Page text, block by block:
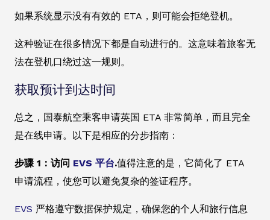
如果系统显示没有有效的 ETA，则可能会拒绝登机。
这种验证在很多情况下都是自动进行的。这意味着旅客无
法在登机口绕过这一规则。
获取预计到达时间
总之，国泰航空乘客申请英国 ETA 非常简单，而且完全
是在线申请。以下是相应的分步指南：
步骤 1：访问 EVS 平台.值得注意的是，它简化了 ETA
申请流程，使您可以避免复杂的签证程序。
EVS 严格遵守数据保护规定，确保您的个人和旅行信息